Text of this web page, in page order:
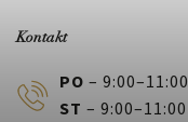
Kontakt
PO – 9:00–11:00
ST – 9:00–11:00